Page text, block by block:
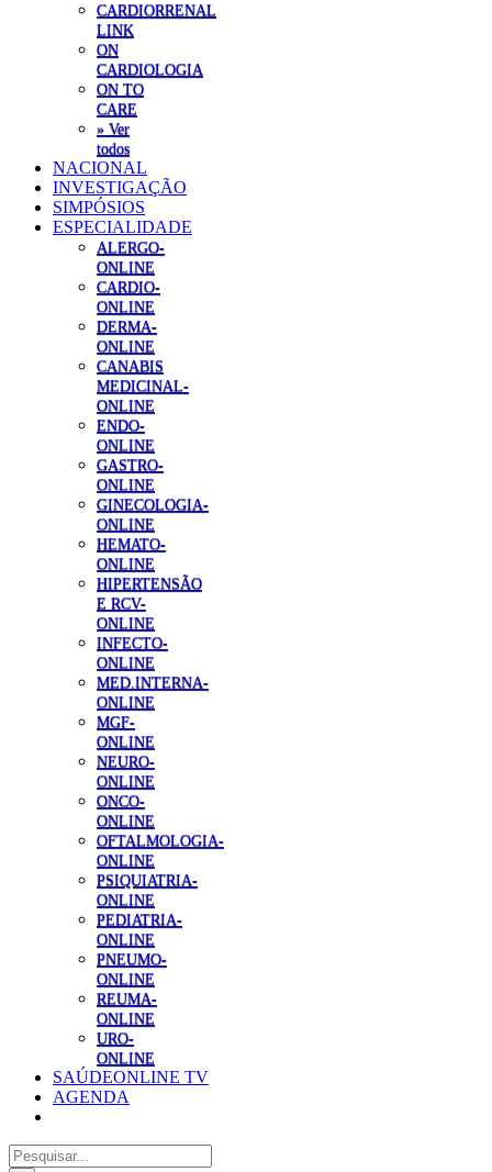
CARDIORRENAL
LINK
ON
CARDIOLOGIA
ON TO
CARE
» Ver
todos
NACIONAL
INVESTIGAÇÃO
SIMPÓSIOS
ESPECIALIDADE
ALERGO-
ONLINE
CARDIO-
ONLINE
DERMA-
ONLINE
CANABIS
MEDICINAL-
ONLINE
ENDO-
ONLINE
GASTRO-
ONLINE
GINECOLOGIA-
ONLINE
HEMATO-
ONLINE
HIPERTENSÃO
E RCV-
ONLINE
INFECTO-
ONLINE
MED.INTERNA-
ONLINE
MGF-
ONLINE
NEURO-
ONLINE
ONCO-
ONLINE
OFTALMOLOGIA-
ONLINE
PSIQUIATRIA-
ONLINE
PEDIATRIA-
ONLINE
PNEUMO-
ONLINE
REUMA-
ONLINE
URO-
ONLINE
SAÚDEONLINE TV
AGENDA
Pesquisar